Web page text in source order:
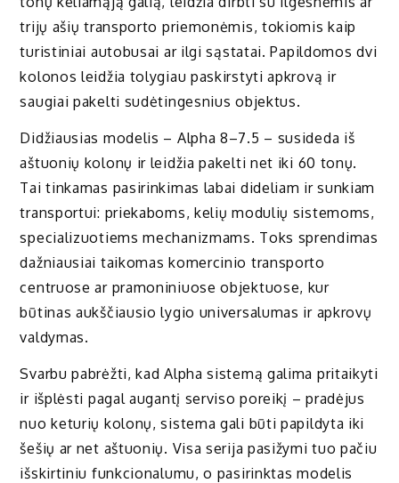
trijų ašių transporto priemonėmis, tokiomis kaip
turistiniai autobusai ar ilgi sąstatai. Papildomos dvi
kolonos leidžia tolygiau paskirstyti apkrovą ir
saugiai pakelti sudėtingesnius objektus.
Didžiausias modelis – Alpha 8–7.5 – susideda iš
aštuonių kolonų ir leidžia pakelti net iki 60 tonų.
Tai tinkamas pasirinkimas labai dideliam ir sunkiam
transportui: priekaboms, kelių modulių sistemoms,
specializuotiems mechanizmams. Toks sprendimas
dažniausiai taikomas komercinio transporto
centruose ar pramoniniuose objektuose, kur
būtinas aukščiausio lygio universalumas ir apkrovų
valdymas.
Svarbu pabrėžti, kad Alpha sistemą galima pritaikyti
ir išplėsti pagal augantį serviso poreikį – pradėjus
nuo keturių kolonų, sistema gali būti papildyta iki
šešių ar net aštuonių. Visa serija pasižymi tuo pačiu
išskirtiniu funkcionalumu, o pasirinktas modelis